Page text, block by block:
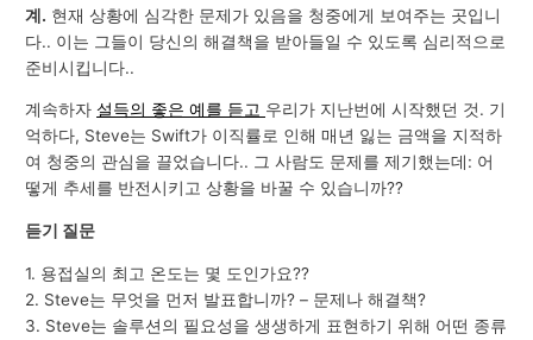
계. 현재 상황에 심각한 문제가 있음을 청중에게 보여주는 곳입니
다.. 이는 그들이 당신의 해결책을 받아들일 수 있도록 심리적으로
준비시킵니다..
계속하자설득의 좋은 예를 듣고 우리가 지난번에 시작했던 것. 기
억하다, Steve는 Swift가 이직률로 인해 매년 잃는 금액을 지적하
여 청중의 관심을 끌었습니다.. 그 사람도 문제를 제기했는데: 어
떻게 추세를 반전시키고 상황을 바꿀 수 있습니까??
듣기 질문
1. 용접실의 최고 온도는 몇 도인가요??
2. Steve는 무엇을 먼저 발표합니까? – 문제나 해결책?
3. Steve는 솔루션의 필요성을 생생하게 표현하기 위해 어떤 종류